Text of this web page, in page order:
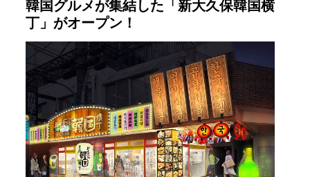
韓国グルメが集結した「新大久保韓国横
丁」がオープン！